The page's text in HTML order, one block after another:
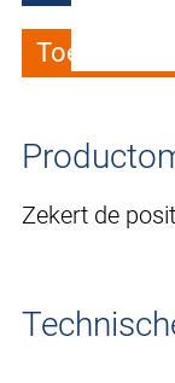
Toevoegen
Zekert de